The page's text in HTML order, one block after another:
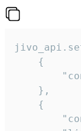
    {
    },
    {